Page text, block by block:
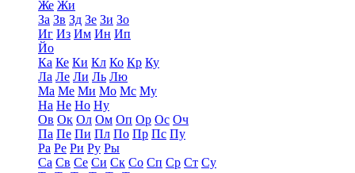
Же Жи
За Зв Зд Зе Зи Зо
Иг Из Им Ин Ип
Йо
Ка Ке Ки Кл Ко Кр Ку
Ла Ле Ли Ль Лю
Ма Ме Ми Мо Мс Му
На Не Но Ну
Ов Ок Ол Ом Оп Ор Ос Оч
Па Пе Пи Пл По Пр Пс Пу
Ра Ре Ри Ру Ры
Са Св Се Си Ск Со Сп Ср Ст Су